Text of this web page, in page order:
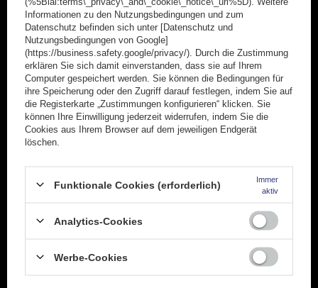
Werden Sie Mitglied
Abonnieren Sie unseren Newsletter, um regelmäßig über
Neuigkeiten und Sonderangebote informiert zu werden.
Geben Sie Ihre E-Mail
Kontaktformular Ich stimme der Verarbeitung meiner im Kontaktformular enthaltenen personenbezogenen Daten gemäß der Verordnung (EU) des Europäischen Parlaments und des Rates zu.
Informationen zu den Nutzungsbedingungen und zum
Datenschutz befinden sich unter [Datenschutz und
Nutzungsbedingungen von Google]
(https://business.safety.google/privacy/). Durch die Zustimmung
erklären Sie sich damit einverstanden, dass sie auf Ihrem
Computer gespeichert werden. Sie können die Bedingungen für
ihre Speicherung oder den Zugriff darauf festlegen, indem Sie auf
die Registerkarte „Zustimmungen konfigurieren“ klicken. Sie
können Ihre Einwilligung jederzeit widerrufen, indem Sie die
Cookies aus Ihrem Browser auf dem jeweiligen Endgerät
löschen.
Funktionale Cookies (erforderlich)
Immer
aktiv
Analytics-Cookies
Werbe-Cookies